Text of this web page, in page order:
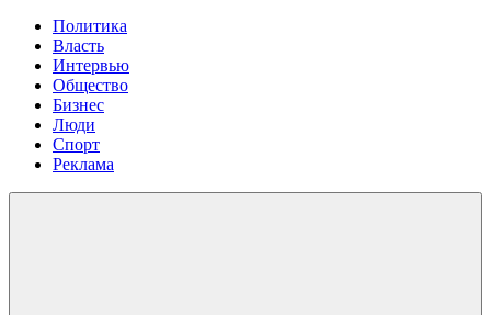
Политика
Власть
Интервью
Общество
Бизнес
Люди
Спорт
Реклама